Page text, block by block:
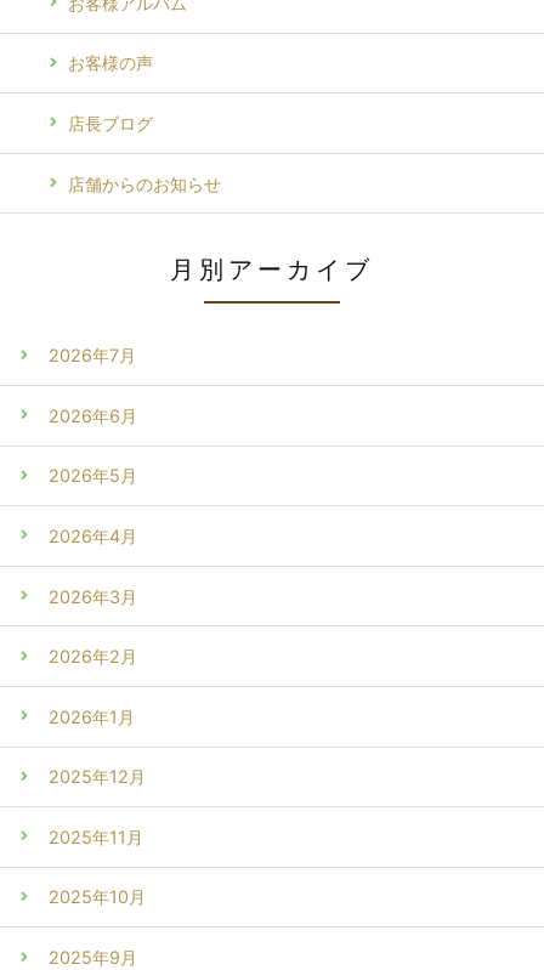
お客様の声
店長ブログ
店舗からのお知らせ
月別アーカイブ
2026年7月
2026年6月
2026年5月
2026年4月
2026年3月
2026年2月
2026年1月
2025年12月
2025年11月
2025年10月
2025年9月